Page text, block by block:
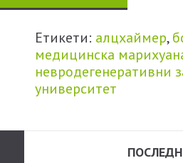
Етикети: алцхаймер,
медицинска
невродегенеративни
университет